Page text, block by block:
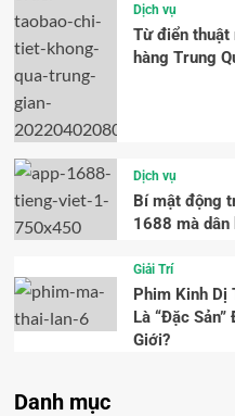
Dịch vụ
Từ điển thuật
hàng Trung
Dịch vụ
Bí mật động
1688 mà dân
Giải Trí
Phim Kinh Dị
Là “Đặc
Giới?
Danh mục